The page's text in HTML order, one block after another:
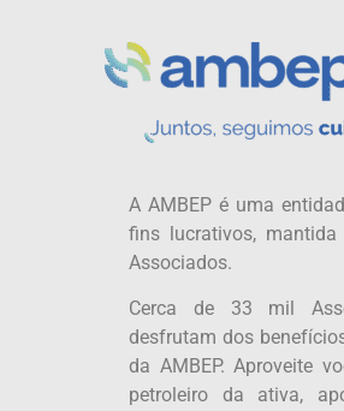
A AMBEP é uma
fins lucrativos,
Associados.
Cerca de 33 mil
desfrutam dos
da AMBEP. Aproveite
petroleiro da ativa,